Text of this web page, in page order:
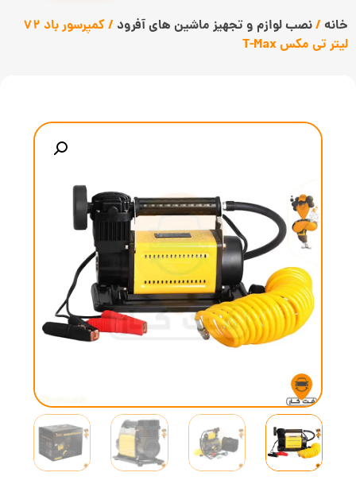
خانه /نصب لوازم و تجهیز ماشین های آفرود
/ کمپرسور باد 72
لیتر تی مکس T-Max